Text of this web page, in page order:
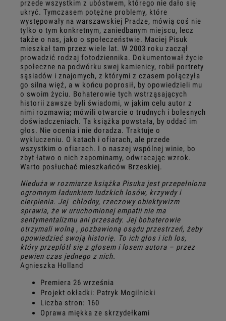
przede wszystkim z ubóstwem, którego nie dało się
ukryć. Tymczasem potężne problemy, które
występowały na warszawskiej Pradze, mówią coś nie
tylko o tym konkretnym, zaniedbanym miejscu, lecz
także o nas, jako o społeczeństwie. Maciej Pisuk
mieszkał tam przez wiele lat. W 2003 roku zaczął
prowadzić rodzaj fotodziennika. Dokumentował życie
społeczne na podwórku swej kamienicy, robił portrety
sąsiadów i znajomych, z którymi z czasem połączyła
go silna więź, a w końcu poprosił, by opowiedzieli mu
o swoim życiu. Bohaterowie tych wstrząsających
historii zawsze byli świadomi, w jakim celu autor z
nimi rozmawia; mówili otwarcie o trudnych i bolesnych
doświadczeniach. Ta książka powstała, by oddać im
głos. Nie ocenia i nie doradza. Traktuje o
wykluczeniu. O katach i ofiarach, ale przede
wszystkim o ofiarach. I o naszej wspólnej winie, bo
zbyt łatwo o nich zapominamy, odwracając wzrok.
Warto posłuchać mieszkańców Brzeskiej.
Nieduża w rozmiarze książka Pisuka jest przepełniona
ogromnym ładunkiem ludzkich losów, krzywdy i
cierpienia. Jej chłodny, rzeczowy obiektywizm
sprawia, że w uruchomionej empatii nie ma
sentymentalizmu ani przesady. Jej bohaterowie
otrzymali wolną , pozbawioną osądu przestrzeń, żeby
opowiedzieć swoją historię. To ich głos i ich los,
który przeplótł się z głosem i losem autora – przez
pewien czas jednego z nich.
Agnieszka Holland
Premiera 26 września
Projekt okładki: Patryk Mogilnicki
Liczba stron: 160
Oprawa miękka ze skrzydełkami